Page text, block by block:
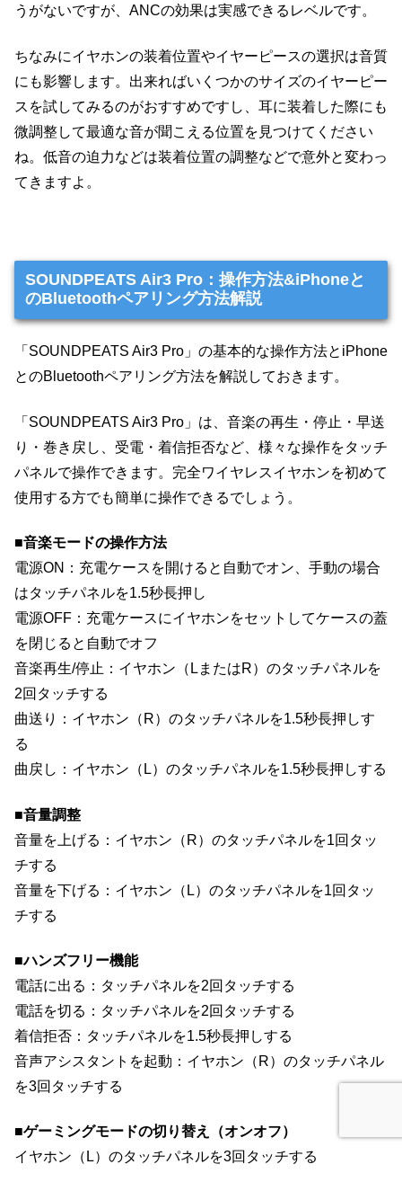
うがないですが、ANCの効果は実感できるレベルです。
ちなみにイヤホンの装着位置やイヤーピースの選択は音質
にも影響します。出来ればいくつかのサイズのイヤーピー
スを試してみるのがおすすめですし、耳に装着した際にも
微調整して最適な音が聞こえる位置を見つけてください
ね。低音の迫力などは装着位置の調整などで意外と変わっ
てきますよ。
SOUNDPEATS Air3 Pro：操作方法&iPhoneと
のBluetoothペアリング方法解説
「SOUNDPEATS Air3 Pro」の基本的な操作方法とiPhone
とのBluetoothペアリング方法を解説しておきます。
「SOUNDPEATS Air3 Pro」は、音楽の再生・停止・早送
り・巻き戻し、受電・着信拒否など、様々な操作をタッチ
パネルで操作できます。完全ワイヤレスイヤホンを初めて
使用する方でも簡単に操作できるでしょう。
■音楽モードの操作方法
電源ON：充電ケースを開けると自動でオン、手動の場合
はタッチパネルを1.5秒長押し
電源OFF：充電ケースにイヤホンをセットしてケースの蓋
を閉じると自動でオフ
音楽再生/停止：イヤホン（LまたはR）のタッチパネルを
2回タッチする
曲送り：イヤホン（R）のタッチパネルを1.5秒長押しす
る
曲戻し：イヤホン（L）のタッチパネルを1.5秒長押しする
■音量調整
音量を上げる：イヤホン（R）のタッチパネルを1回タッ
チする
音量を下げる：イヤホン（L）のタッチパネルを1回タッ
チする
■ハンズフリー機能
電話に出る：タッチパネルを2回タッチする
電話を切る：タッチパネルを2回タッチする
着信拒否：タッチパネルを1.5秒長押しする
音声アシスタントを起動：イヤホン（R）のタッチパネル
を3回タッチする
■ゲーミングモードの切り替え（オンオフ）
イヤホン（L）のタッチパネルを3回タッチする